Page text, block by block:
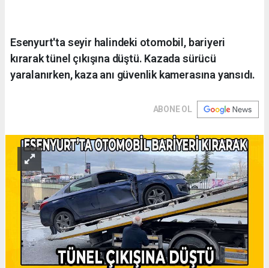
Esenyurt'ta seyir halindeki otomobil, bariyeri
kırarak tünel çıkışına düştü. Kazada sürücü
yaralanırken, kaza anı güvenlik kamerasına yansıdı.
ABONE OL